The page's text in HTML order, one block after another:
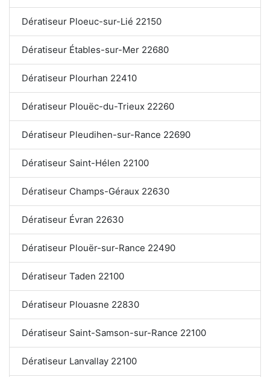
Dératiseur Ploeuc-sur-Lié 22150
Dératiseur Étables-sur-Mer 22680
Dératiseur Plourhan 22410
Dératiseur Plouëc-du-Trieux 22260
Dératiseur Pleudihen-sur-Rance 22690
Dératiseur Saint-Hélen 22100
Dératiseur Champs-Géraux 22630
Dératiseur Évran 22630
Dératiseur Plouër-sur-Rance 22490
Dératiseur Taden 22100
Dératiseur Plouasne 22830
Dératiseur Saint-Samson-sur-Rance 22100
Dératiseur Lanvallay 22100